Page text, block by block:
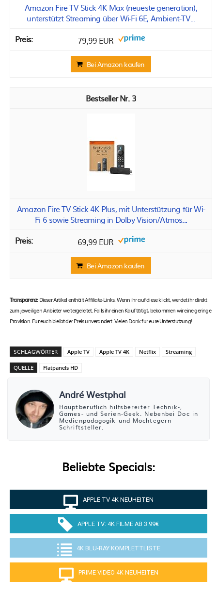
Amazon Fire TV Stick 4K Max (neueste generation),
unterstützt Streaming über Wi-Fi 6E, Ambient-TV...
79,99 EUR
Bei Amazon kaufen
3
Amazon Fire TV Stick 4K Plus, mit Unterstützung für Wi-
Fi 6 sowie Streaming in Dolby Vision/Atmos...
69,99 EUR
Bei Amazon kaufen
Transparenz:Dieser Artikel enthält Affiliate-Links. Wenn ihr auf diese klickt, werdet ihr direkt
zum jeweiligen Anbieter weitergeleitet. Falls ihr einen Kauf tätigt, bekommen wir eine geringe
Provision. Für euch bleibt der Preis unverändert. Vielen Dank für eure Unterstützung!
SCHLAGWÖRTER Apple TV Apple TV 4K Netflix Streaming
QUELLE Flatpanels HD
André Westphal
Hauptberuflich hilfsbereiter Technik-,
Games- und Serien-Geek. Nebenbei Doc in
Medienpädagogik und Möchtegern-
Schriftsteller.
Beliebte Specials:
APPLE TV 4K NEUHEITEN
APPLE TV: 4K FILME AB 3.99€
4K BLU-RAY KOMPLETTLISTE
PRIME VIDEO 4K NEUHEITEN